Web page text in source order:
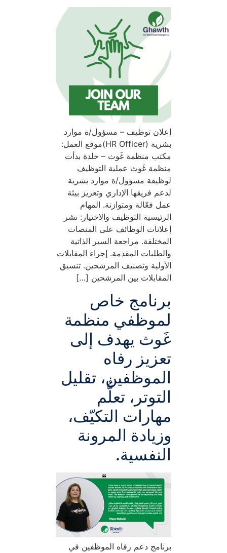
إعلان توظيف – مسؤول/ة موارد
بشرية (HR Officer)موقع العمل:
مكتب منظمة غَوث – خلدة بدأت
منظمة غَوث عملية التوظيف
لوظيفة مسؤول/ة موارد بشرية
لدعم فريقها الإداري وتعزيز بيئة
عمل فعّالة ومتوازنة. المهام
الرئيسية التوظيف والاختيار: نشر
إعلانات الوظائف على المنصات
المختلفة. مراجعة السير الذاتية
والطلبات المقدمة. إجراء المقابلات
الأولية وتصنيف المرشحين. تنسيق
المقابلات بين المرشحين […]
برنامج خاص
لموظفي منظمة
غَوث يهدف إلى
تعزيز رفاه
الموظفين، تقليل
التوتر، تعلُّم
مهارات التكيّف،
وزيادة المرونة
النفسية.
برنامج دعم رفاه الموظفين في